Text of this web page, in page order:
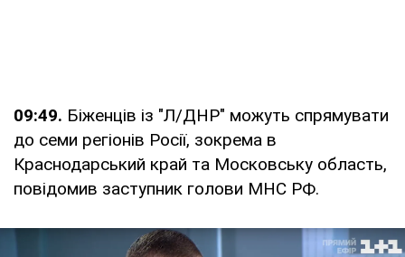
09:49. Біженців із "Л/ДНР" можуть спрямувати
до семи регіонів Росії, зокрема в
Краснодарський край та Московську область,
повідомив заступник голови МНС РФ.